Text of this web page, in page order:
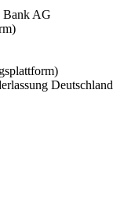
Bank AG
Deutschland